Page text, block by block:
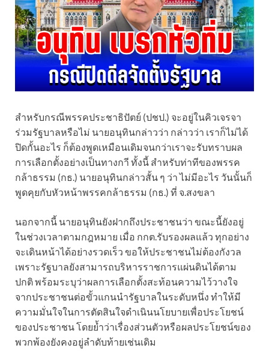
สำหรับกรณีพรรคประชาธิปัตย์ (ปชป.) จะอยู่ในคิวเจรจา
ร่วมรัฐบาลหรือไม่ นายอนุทินกล่าวว่า กล่าวว่า เราก็ไม่ได้
ปิดกั้นอะไร ก็ต้องพูดเหมือนเดิมจนกว่าเราจะรับทราบผล
การเลือกตั้งอย่างเป็นทางกาี ทั้งนี้ สำหรับท่าทีของพรรค
กล้าธรรม (กธ.) นายอนุทินกล่าวสั้น ๆ ว่า ไม่มีอะไร วันนั้นก็
พูดคุยกับหัวหน้าพรรคกล้าธรรม (กธ.) ที่ จ.สงขลา
นอกจากนี้ นายอนุทินยังฝากถึงประชาชนว่า ขณะนี้ยังอยู่
ในช่วงเวลาตามกฎหมาย เมื่อ กกต.รับรองผลแล้ว ทุกอย่าง
จะเดินหน้าได้อย่างรวดเร็ว ขอให้ประชาชนไม่ต้องกังวล
เพราะรัฐบาลยังสามารถบริหารราชการแผ่นดินได้ตาม
ปกติ พร้อมระบุว่าผลการเลือกตั้งสะท้อนความไว้วางใจ
จากประชาชนต่อขั้วแกนนำรัฐบาลในระดับหนึ่ง ทำให้มี
ความมั่นใจในการตัดสินใจดำเนินนโยบายเพื่อประโยชน์
ของประชาชน โดยย้ำว่าเรื่องส่วนตัวหรือผลประโยชน์ของ
พวกพ้องยังคงอยู่ลำดับท้ายเช่นเดิม